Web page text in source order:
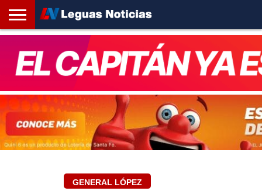
SANTA
FE
ROSARIO24
REGIONES
ARGENTINA
OPINIÓN
CONTACTO
GENERAL LÓPEZ